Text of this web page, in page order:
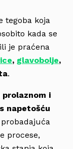
tegoba koja
kada se
je praćena
, glavobolje,
.
prolaznom i
napetošću
procese,